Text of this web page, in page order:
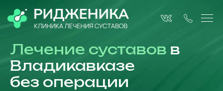
Лечение суставов в
Владикавказе
без операции